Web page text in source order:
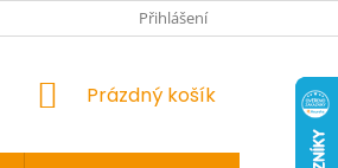
Přihlášení
NÁKUPNÍ
Prázdný košík